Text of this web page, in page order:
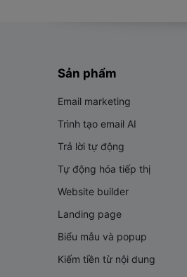
Sản phẩm
Email marketing
Trình tạo email AI
Trả lời tự động
Tự động hóa tiếp thị
Website builder
Landing page
Biểu mẫu và popup
Kiếm tiền từ nội dung